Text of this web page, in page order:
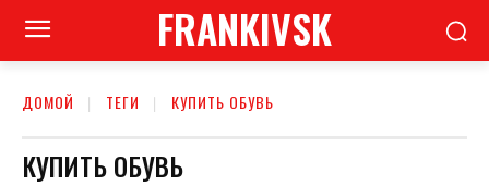
FRANKIVSK
ДОМОЙ ТЕГИ КУПИТЬ ОБУВЬ
КУПИТЬ ОБУВЬ